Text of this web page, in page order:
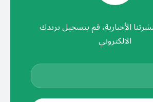
الأخبارية، قم بتسجيل بريدك
الالكتروني